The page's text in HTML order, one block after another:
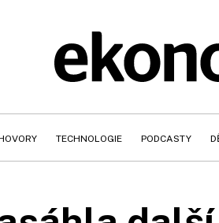
TECHNOLOGIE PODCASTY